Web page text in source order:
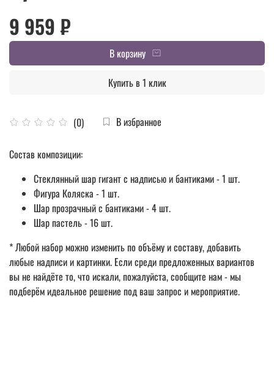
(0) В избранное
9 959 ₽
В корзину
Купить в 1 клик
Состав композиции:
Стеклянный шар гигант с надписью и бантиками - 1 шт.
Фигура Коляска - 1 шт.
Шар прозрачный с бантиками - 4 шт.
Шар пастель - 16 шт.
* Любой набор можно изменить по объёму и составу, добавить
любые надписи и картинки. Если среди предложенных вариантов
вы не найдёте то, что искали, пожалуйста, сообщите нам - мы
подберём идеальное решение под ваш запрос и мероприятие.